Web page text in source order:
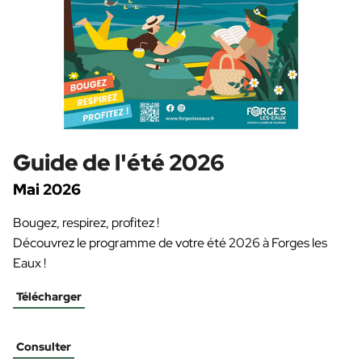
Guide de l'été 2026
Mai 2026
Bougez, respirez, profitez !
Découvrez le programme de votre été 2026 à Forges les
Eaux !
Télécharger
Consulter